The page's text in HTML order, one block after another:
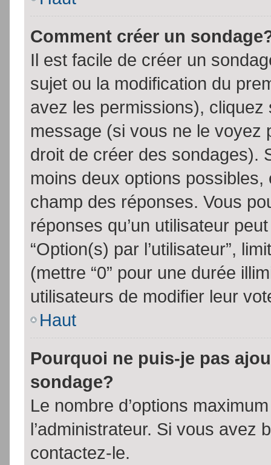
Comment créer un
Il est facile de créer un
sujet ou la modification du
avez les permissions), cliquez
message (si vous ne le voyez
droit de créer des sondages).
moins deux options
champ des réponses. Vous
réponses qu’un utilisateur
“Option(s) par l’utilisateur”,
(mettre “0” pour une durée
utilisateurs de modifier leur
Haut
Pourquoi ne puis-je pas
sondage?
Le nombre d’options
l’administrateur. Si vous avez
contactez-le.